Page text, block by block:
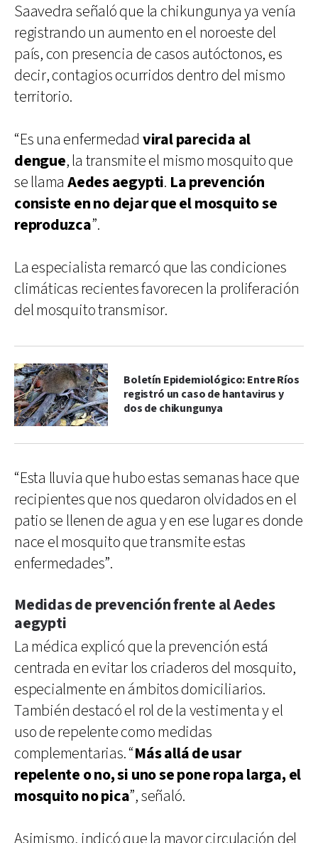
Saavedra señaló que la chikungunya ya venía
registrando un aumento en el noroeste del
país, con presencia de casos autóctonos, es
decir, contagios ocurridos dentro del mismo
territorio.
“Es una enfermedad viral parecida al
dengue, la transmite el mismo mosquito que
se llamaAedes aegypti. La prevención
consiste en no dejar que el mosquito se
reproduzca”.
La especialista remarcó que las condiciones
climáticas recientes favorecen la proliferación
del mosquito transmisor.
Boletín Epidemiológico: Entre Ríos
registró un caso de hantavirus y
dos de chikungunya
“Esta lluvia que hubo estas semanas hace que
recipientes que nos quedaron olvidados en el
patio se llenen de agua y en ese lugar es donde
nace el mosquito que transmite estas
enfermedades”.
Medidas de prevención frente al Aedes
aegypti
La médica explicó que la prevención está
centrada en evitar los criaderos del mosquito,
especialmente en ámbitos domiciliarios.
También destacó el rol de la vestimenta y el
uso de repelente como medidas
complementarias. “Más allá de usar
repelente o no, si uno se pone ropa larga, el
mosquito no pica”, señaló.
Asimismo, indicó que la mayor circulación del